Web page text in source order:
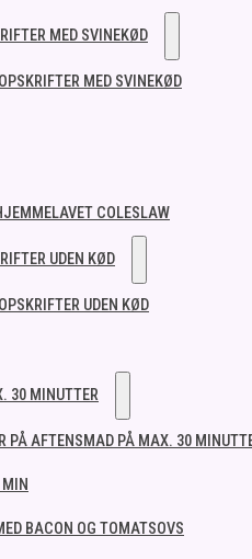
MED SVINEKØD
MED SVINEKØD
COLESLAW
UDEN KØD
UDEN KØD
30 MINUTTER
PÅ AFTENSMAD PÅ MAX. 30
BACON OG TOMATSOVS